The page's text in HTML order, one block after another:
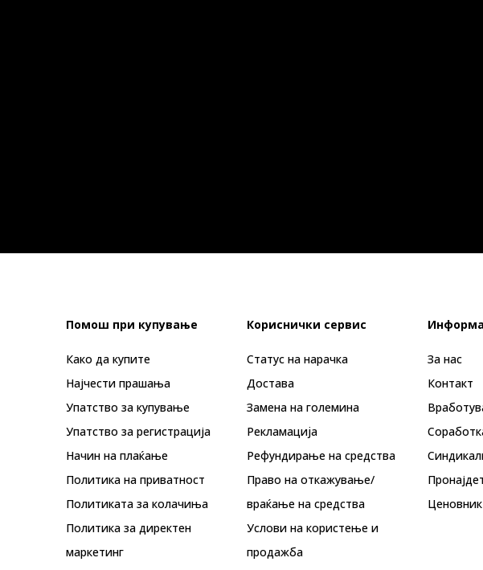
Помош при купување
Како да купите
Најчести прашања
Упатство за купување
Упатство за регистрација
Начин на плаќање
Политика на приватност
Политиката за колачиња
Политика за директен
маркетинг
Кориснички сервис
Статус на нарачка
Достава
Замена на големина
Рекламациja
Рефундирање на средства
Право на откажување/
враќање на средства
Услови на користење и
продажба
За нас
Контакт
Ценовник